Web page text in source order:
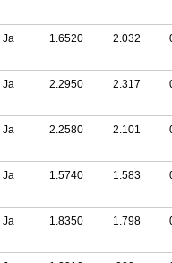
Ja 1.6520 2.032
Ja 2.2950 2.317
Ja 2.2580 2.101
Ja 1.5740 1.583
Ja 1.8350 1.798